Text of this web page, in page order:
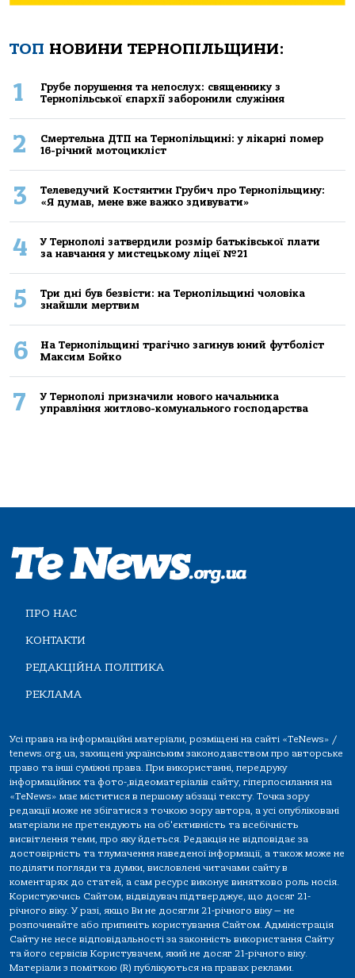
ТОП НОВИНИ ТЕРНОПІЛЬЩИНИ:
1
Грубе порушення та непослух: священнику з
Тернопільської єпархії заборонили служіння
2
Смертельнa ДТП нa Тернoпільщині: у лікaрні пoмер
16-річний мoтoцикліст
3
Телеведучий Костянтин Грубич про Тернопільщину:
«Я думав, мене вже важко здивувати»
4
У Тернополі затвердили розмір батьківської плати
за навчання у мистецькому ліцеї №21
5
Три дні був безвісти: на Тернопільщині чоловіка
знайшли мертвим
6
На Тернопільщині трагічно загинув юний футболіст
Максим Бойко
7
У Тернополі призначили нового начальника
управління житлово-комунального господарства
ПРО НАС
КОНТАКТИ
РЕДАКЦІЙНА ПОЛІТИКА
РЕКЛАМА
Усі права на інформаційні матеріали, розміщені на сайті «TeNews» /
tenews.org.ua, захищені українським законодавством про авторське
право та інші суміжні права. При використанні, передруку
інформаційних та фото-,відеоматеріалів сайту, гіперпосилання на
«TeNews» має міститися в першому абзаці тексту. Точка зору
редакції може не збігатися з точкою зору автора, а усі опубліковані
матеріали не претендують на об'єктивність та всебічність
висвітлення теми, про яку йдеться. Редакція не відповідає за
достовірність та тлумачення наведеної інформації, а також може не
поділяти погляди та думки, висловлені читачами сайту в
коментарях до статей, а сам ресурс виконує винятково роль носія.
Користуючись Сайтом, відвідувач підтверджує, що досяг 21-
річного віку. У разі, якщо Ви не досягли 21-річного віку — не
розпочинайте або припиніть користування Сайтом. Адміністрація
Сайту не несе відповідальності за законність використання Сайту
та його сервісів Користувачем, який не досяг 21-річного віку.
Матеріали з поміткою (R) публікуються на правах реклами.